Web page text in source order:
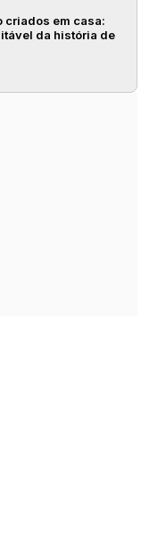
criados em casa:
da história de